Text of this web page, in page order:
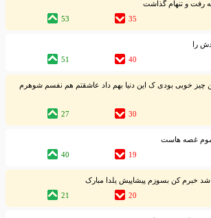
رفت و تنهام گذاشت
35
53
را
40
51
چیز خوبی بودی ک این دنیا بهم داد عاشقتم هم نفسم شوهرم
30
27
تموم غصه هاست
19
40
خبرم کن بسوزم پیشاپیش یلدا مبارک
20
21